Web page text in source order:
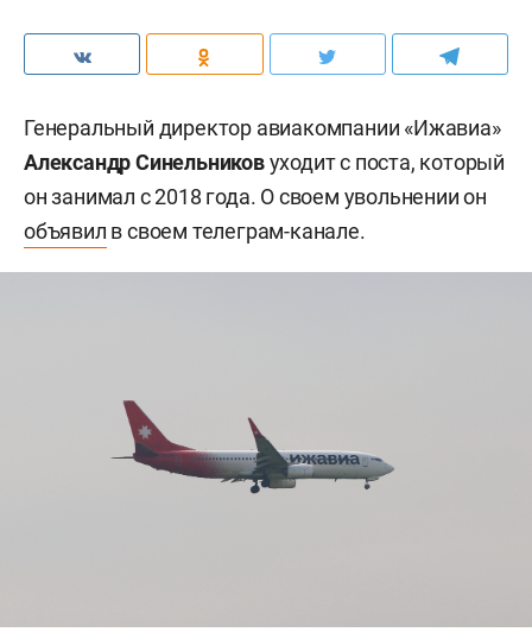
Генеральный директор авиакомпании «Ижавиа»
Александр Синельниковуходит с поста, который
он занимал с 2018 года. О своем увольнении он
объявил в своем телеграм-канале.